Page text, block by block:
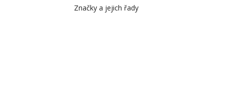
Značky a jejich řady